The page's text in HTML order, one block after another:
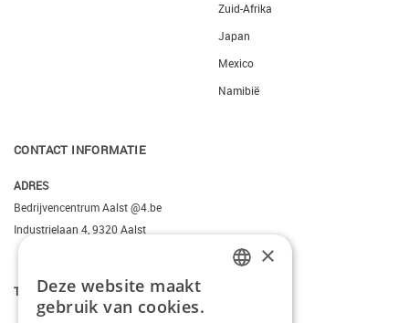
Zuid-Afrika
Japan
Mexico
Namibië
CONTACT INFORMATIE
ADRES
Bedrijvencentrum Aalst @4.be
Industrielaan 4, 9320 Aalst
T. +3223095206
×
Deze website maakt
gebruik van cookies.